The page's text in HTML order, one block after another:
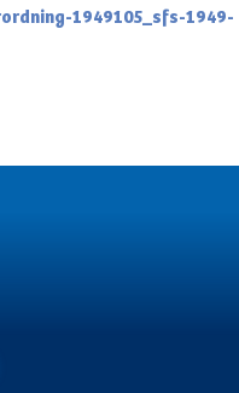
1949105_sfs-1949-